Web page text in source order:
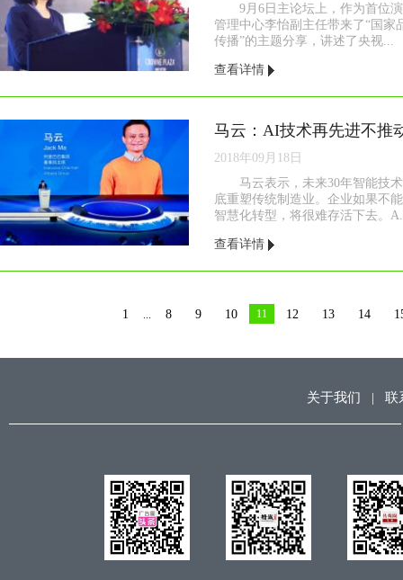
9月6日主论坛上，作为首位
管理中心李怡副主任带来了“国
传播”的主题分享，讲述了央视...
查看详情
马云：AI技术再先进不推
2018年09月18日
马云表示，未来30年智能技
底重塑传统制造业。企业如果不
智慧化转型，将很难存活下去。
查看详情
1 8 9 10 11 12 13 14
关于我们 | 联